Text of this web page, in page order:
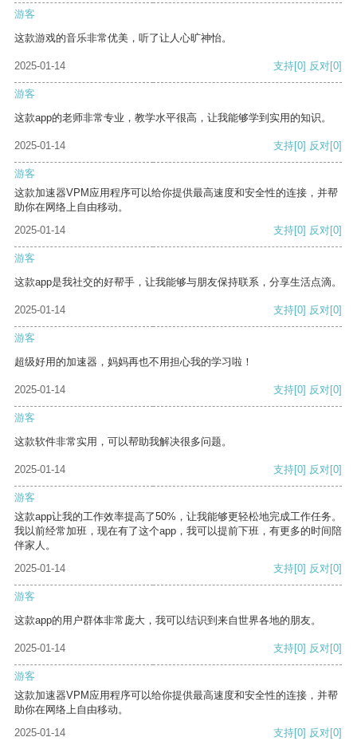
游客
这款游戏的音乐非常优美，听了让人心旷神怡。
2025-01-14 支持[0] 反对[0]
游客
这款app的老师非常专业，教学水平很高，让我能够学到实用的知识。
2025-01-14 支持[0] 反对[0]
游客
这款加速器VPM应用程序可以给你提供最高速度和安全性的连接，并帮
助你在网络上自由移动。
2025-01-14
支持[0] 反对[0]
游客
这款app是我社交的好帮手，让我能够与朋友保持联系，分享生活点滴。
2025-01-14 支持[0] 反对[0]
游客
超级好用的加速器，妈妈再也不用担心我的学习啦！
2025-01-14 支持[0] 反对[0]
游客
这款软件非常实用，可以帮助我解决很多问题。
2025-01-14 支持[0] 反对[0]
游客
这款app让我的工作效率提高了50%，让我能够更轻松地完成工作任务。
我以前经常加班，现在有了这个app，我可以提前下班，有更多的时间陪
伴家人。
2025-01-14
支持[0] 反对[0]
游客
这款app的用户群体非常庞大，我可以结识到来自世界各地的朋友。
2025-01-14 支持[0] 反对[0]
游客
这款加速器VPM应用程序可以给你提供最高速度和安全性的连接，并帮
助你在网络上自由移动。
2025-01-14
支持[0] 反对[0]